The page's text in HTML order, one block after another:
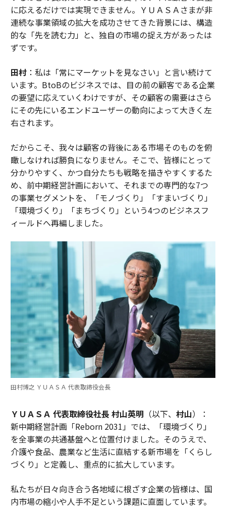
に応えるだけでは実現できません。ＹＵＡＳＡさまが非
連続な事業領域の拡大を成功させてきた背景には、構造
的な「先を読む力」と、独自の市場の捉え方があったは
ずです。
田村：私は「常にマーケットを見なさい」と言い続けて
います。BtoBのビジネスでは、目の前の顧客である企業
の要望に応えていくわけですが、その顧客の需要はさら
にその先にいるエンドユーザーの動向によって大きく左
右されます。
だからこそ、我々は顧客の背後にある市場そのものを俯
瞰しなければ勝負になりません。そこで、皆様にとって
分かりやすく、かつ自分たちも戦略を描きやすくするた
め、前中期経営計画において、それまでの専門的な7つ
の事業セグメントを、「モノづくり」「すまいづくり」
「環境づくり」「まちづくり」という4つのビジネスフ
ィールドへ再編しました。
田村博之 ＹＵＡＳＡ 代表取締役会長
ＹＵＡＳＡ 代表取締役社長 村山英明（以下、 村山）：
新中期経営計画「Reborn 2031」では、「環境づくり」
を全事業の共通基盤へと位置付けました。そのうえで、
介護や食品、農業など生活に直結する新市場を「くらし
づくり」と定義し、重点的に拡大しています。
私たちが日々向き合う各地域に根ざす企業の皆様は、国
内市場の縮小や人手不足という課題に直面しています。